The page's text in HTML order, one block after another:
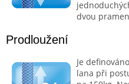
dvou
Prodloužení
Je
lana při